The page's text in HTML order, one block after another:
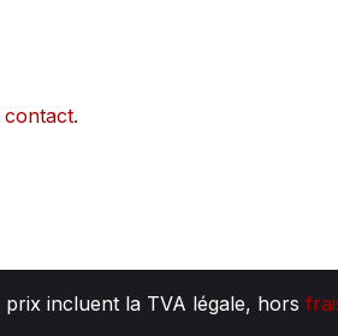
.
prix incluent la TVA légale, hors